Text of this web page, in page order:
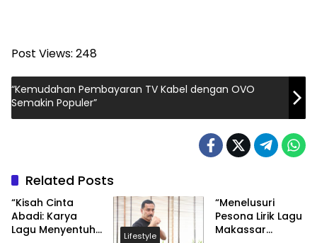
Post Views: 248
“Kemudahan Pembayaran TV Kabel dengan OVO
Semakin Populer”
Related Posts
“Kisah Cinta
Abadi: Karya
Lagu Menyentuh
Lifestyle
“Menelusuri
Pesona Lirik Lagu
Makassar